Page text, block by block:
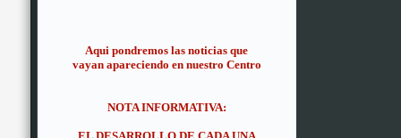
vayan apareciendo en nuestro Centro
EL DESARROLLO DE CADA UNA
DE LAS NOTICIAS QUE